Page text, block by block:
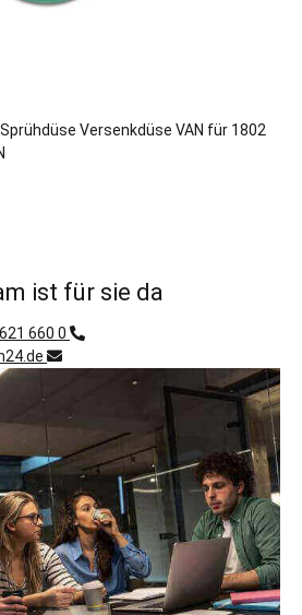
Sprühdüse Versenkdüse VAN für 1802
ist für sie da
660 0